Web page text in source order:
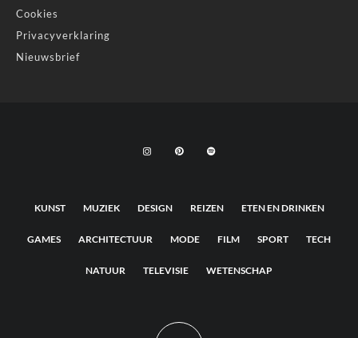
Cookies
Privacyverklaring
Nieuwsbrief
KUNST MUZIEK DESIGN REIZEN ETEN EN DRINKEN
GAMES ARCHITECTUUR MODE FILM SPORT TECH
NATUUR TELEVISIE WETENSCHAP